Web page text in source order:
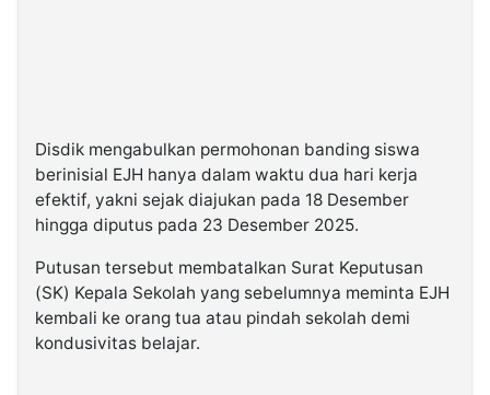
Disdik mengabulkan permohonan banding siswa
berinisial EJH hanya dalam waktu dua hari kerja
efektif, yakni sejak diajukan pada 18 Desember
hingga diputus pada 23 Desember 2025.
Putusan tersebut membatalkan Surat Keputusan
(SK) Kepala Sekolah yang sebelumnya meminta EJH
kembali ke orang tua atau pindah sekolah demi
kondusivitas belajar.